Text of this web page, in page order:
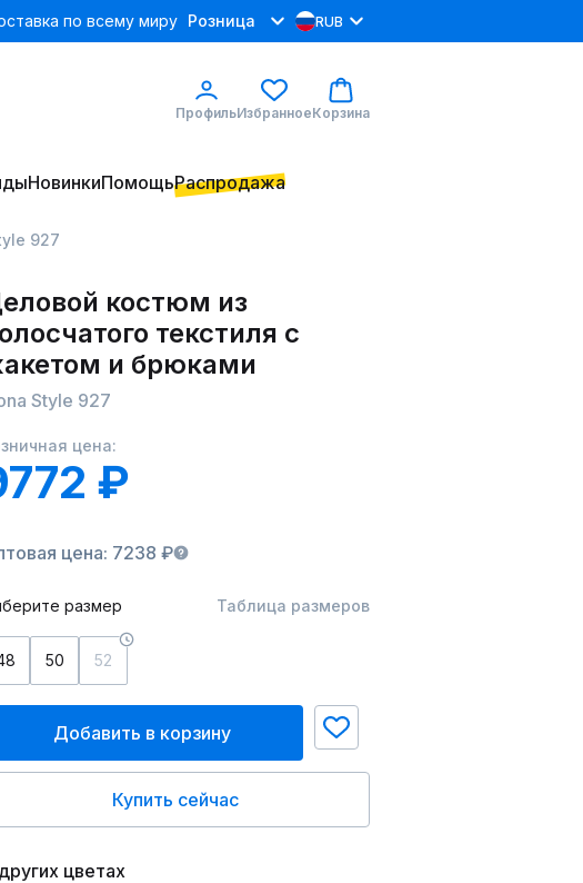
по всему миру Розница RUB
ПрофильИзбранноеКорзина
НовинкиПомощьРаспродажа
927
костюм из
текстиля с
и брюками
Style 927
цена:
₽
цена: 7238 ₽
размер Таблица размеров
50 52
Добавить в корзину
Купить сейчас
цветах